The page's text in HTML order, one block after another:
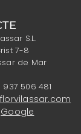
S.L.
7-8
de Mar
937 506 481
Google